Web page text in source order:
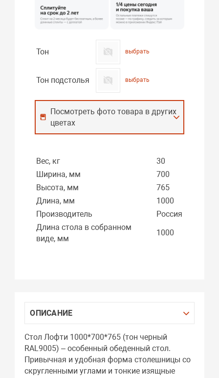
Тон выбрать
Тон подстолья выбрать
Посмотреть фото товара в других
цветах
Вес, кг
30
Ширина, мм
700
Высота, мм
765
Длина, мм
1000
Производитель
Россия
Длина стола в собранном
виде, мм
1000
ОПИСАНИЕ
Стол Лофти 1000*700*765 (тон черный
RAL9005) – особенный обеденный стол.
Привычная и удобная форма столешницы со
скругленными углами и тонкие изящные